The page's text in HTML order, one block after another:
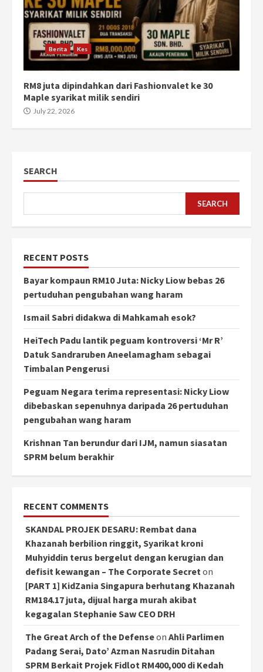
Berita Kes
RM8 juta dipindahkan dari Fashionvalet ke 30
Maple syarikat milik sendiri
July 22, 2026
SEARCH
SEARCH
RECENT POSTS
Bayar kompaun RM10 Juta: Nicky Liow bebas 26
pertuduhan pengubahan wang haram
Ismail Sabri didakwa di Mahkamah esok?
HeiTech Padu lantik peguam kontroversi ‘Mr R’
Datuk Sandraruben Aneelamagham sebagai
Timbalan Pengerusi
Peguam Negara terima representasi: Nicky Liow
dibebaskan sepenuhnya daripada 26 pertuduhan
pengubahan wang haram
Krishnan Tan berundur dari IJM, namun siasatan
SPRM belum berakhir
RECENT COMMENTS
SKANDAL PROJEK DESARU: Rembat dana
Khazanah berbilion ringgit, Syarikat kroni
Muhyiddin terus bergelut dengan kerugian dan
defisit kewangan – The Corporate Secreton
[PART 1] KidZania Singapura berhutang Khazanah
RM184.17 juta, dijual harga murah akibat
kegagalan Stephanie Saw CEO DRH
The Great Arch of the Defenseon Ahli Parlimen
Padang Serai, Dato’ Azman Nasrudin Ditahan
SPRM Berkait Projek Fidlot RM400,000 di Kedah